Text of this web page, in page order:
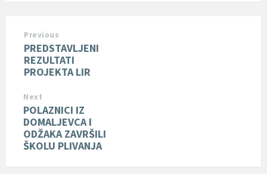
Previous
PREDSTAVLJENI
REZULTATI
PROJEKTA LIR
Next
POLAZNICI IZ
DOMALJEVCA I
ODŽAKA ZAVRŠILI
ŠKOLU PLIVANJA